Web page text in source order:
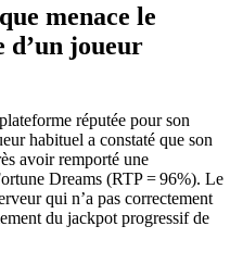
menace le
d’un joueur
réputée pour son
habituel a constaté que son
avoir remporté une
Dreams (RTP = 96%). Le
qui n’a pas correctement
du jackpot progressif de